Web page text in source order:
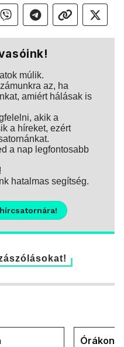
múlik.
az, ha
amiért hálásak is
akik a
a híreket, ezért
a nap legfontosabb
hatalmas segítség.
Órákon